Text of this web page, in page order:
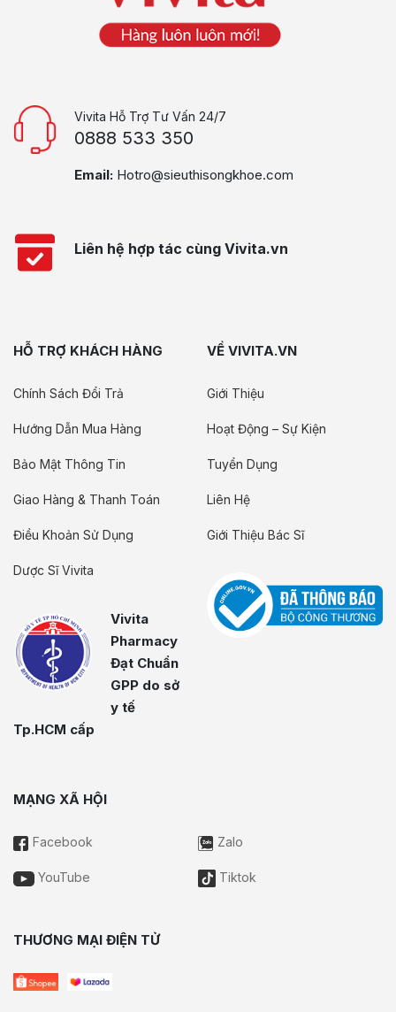
Vivita Hỗ Trợ Tư Vấn 24/7
0888 533 350
Email: Hotro@sieuthisongkhoe.com
Liên hệ hợp tác cùng Vivita.vn
HỖ TRỢ KHÁCH HÀNG
Chính Sách Đổi Trả
Hướng Dẫn Mua Hàng
Bảo Mật Thông Tin
Giao Hàng & Thanh Toán
Điều Khoản Sử Dụng
Dược Sĩ Vivita
Vivita
Pharmacy
Đạt Chuẩn
GPP do sở
y tế
Tp.HCM cấp
VỀ VIVITA.VN
Giới Thiệu
Hoạt Động – Sự Kiện
Tuyển Dụng
Liên Hệ
Giới Thiệu Bác Sĩ
MẠNG XÃ HỘI
Facebook Zalo
YouTube Tiktok
THƯƠNG MẠI ĐIỆN TỬ